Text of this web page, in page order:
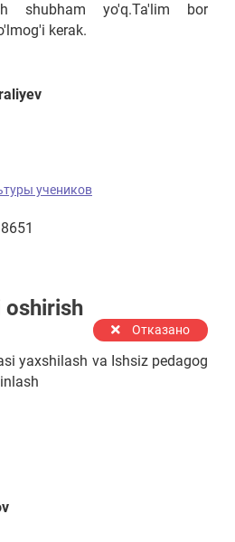
shubham yo'q.Ta'lim bor
kerak.
8651
учеников
oshirish
Отказано
yaxshilash va Ishsiz pedagog